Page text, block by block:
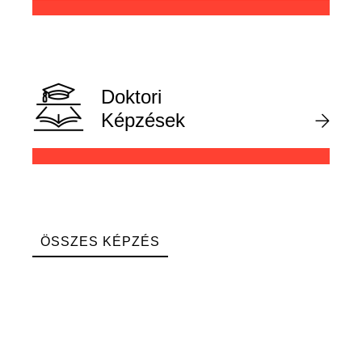
Doktori
Képzések
ÖSSZES KÉPZÉS